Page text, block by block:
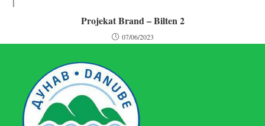
Projekat Brand – Bilten 2
07/06/2023